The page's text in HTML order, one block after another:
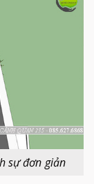
sự đơn giản